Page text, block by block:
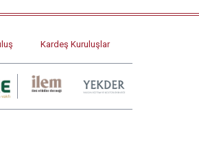
Kardeş Kuruluşlar